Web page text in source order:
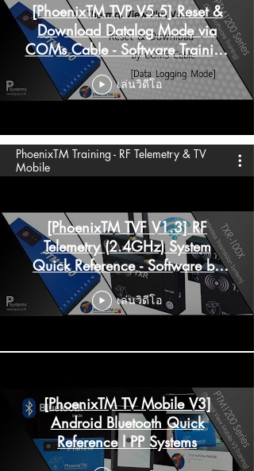
[PhoenixTM TVP V5.5] Reset &
Download Datalog Mode via
COMs Cable - Software Training
l PP Systems
เล่นวิดีโอ
PhoenixTM Training - RF Telemetry & TV
Mobile
[PhoenixTM TVF V1.3] RF
Telemetry (2.4GHz) System
Quick Reference - Software by
PP Systems
เล่นวิดีโอ
[PhoenixTM TV Mobile V3]
Android Bluetooth Quick
Reference l PP Systems